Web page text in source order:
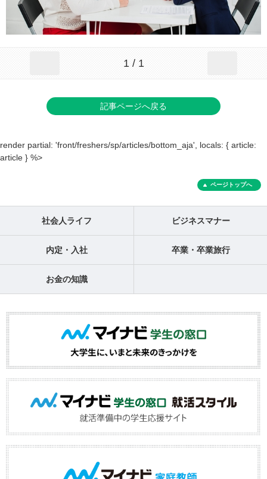
1 / 1
記事ページへ戻る
render partial: 'front/freshers/sp/articles/bottom_aja', locals: { article:
article } %>
ページトップへ
社会人ライフ ビジネスマナー
内定・入社 卒業・卒業旅行
お金の知識